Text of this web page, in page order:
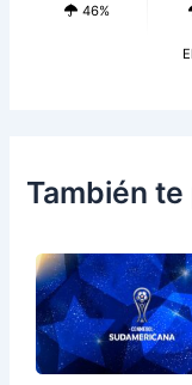
46%
También